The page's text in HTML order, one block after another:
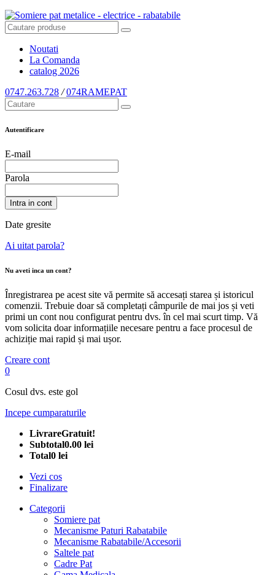
Noutati
La Comanda
catalog 2026
0747.263.728 / 074RAMEPAT
Autentificare
E-mail
Parola
Intra in cont
Date gresite
Ai uitat parola?
Nu aveti inca un cont?
Înregistrarea pe acest site vă permite să accesați starea și istoricul
comenzii. Trebuie doar să completați câmpurile de mai jos și veti
primi un cont nou configurat pentru dvs. în cel mai scurt timp. Vă
vom solicita doar informațiile necesare pentru a face procesul de
achiziție mai rapid și mai ușor.
Creare cont
0
Cosul dvs. este gol
Incepe cumparaturile
LivrareGratuit!
Subtotal0.00 lei
Total0 lei
Vezi cos
Finalizare
Categorii
Somiere pat
Mecanisme Paturi Rabatabile
Mecanisme Rabatabile/Accesorii
Saltele pat
Cadre Pat